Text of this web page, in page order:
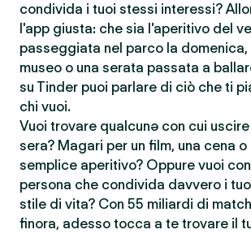
condivida i tuoi stessi interessi?
l'app giusta: che sia l'aperitivo del
passeggiata nel parco la domenica,
museo o una serata passata a
su Tinder puoi parlare di ciò che ti
chi vuoi.
Vuoi trovare qualcunə con cui
sera? Magari per un film, una cena o
semplice aperitivo? Oppure vuoi
persona che condivida davvero i
stile di vita? Con 55 miliardi di
finora, adesso tocca a te trovare il